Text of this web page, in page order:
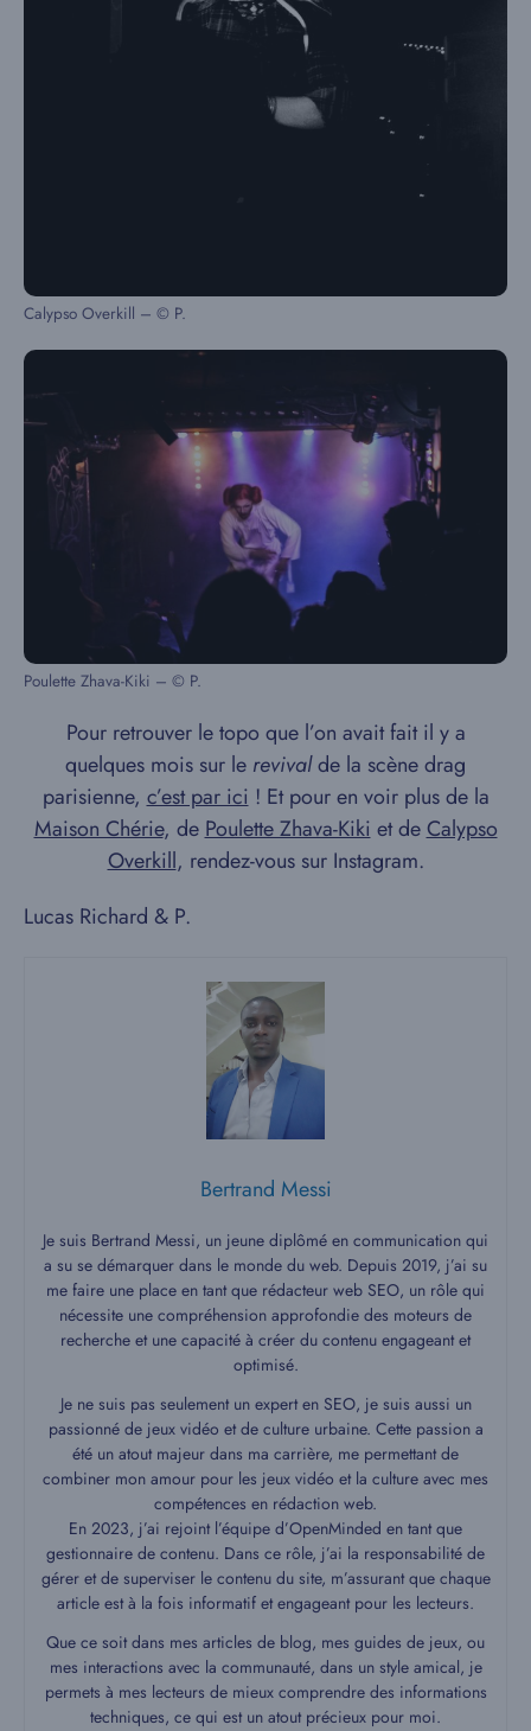
Calypso Overkill – © P.
Poulette Zhava-Kiki – © P.
Pour retrouver le topo que l’on avait fait il y a
quelques mois sur le revivalde la scène drag
parisienne, c’est par ici ! Et pour en voir plus de la
Maison Chérie, de Poulette Zhava-Kiki et deCalypso
Overkill, rendez-vous sur Instagram.
Lucas Richard & P.
Bertrand Messi
Je suis Bertrand Messi, un jeune diplômé en communication qui
a su se démarquer dans le monde du web. Depuis 2019, j’ai su
me faire une place en tant que rédacteur web SEO, un rôle qui
nécessite une compréhension approfondie des moteurs de
recherche et une capacité à créer du contenu engageant et
optimisé.
Je ne suis pas seulement un expert en SEO, je suis aussi un
passionné de jeux vidéo et de culture urbaine. Cette passion a
été un atout majeur dans ma carrière, me permettant de
combiner mon amour pour les jeux vidéo et la culture avec mes
compétences en rédaction web.
En 2023, j’ai rejoint l’équipe d’OpenMinded en tant que
gestionnaire de contenu. Dans ce rôle, j’ai la responsabilité de
gérer et de superviser le contenu du site, m’assurant que chaque
article est à la fois informatif et engageant pour les lecteurs.
Que ce soit dans mes articles de blog, mes guides de jeux, ou
mes interactions avec la communauté, dans un style amical, je
permets à mes lecteurs de mieux comprendre des informations
techniques, ce qui est un atout précieux pour moi.